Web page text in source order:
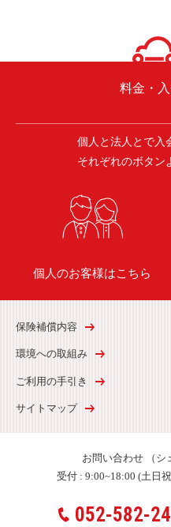
料金・
個人と法人とで入
それぞれのボタン
個人のお客様はこちら
保険補償内容
環境への取組み
ご利用の手引き
サイトマップ
お問い合わせ
（
受付 : 9:00~18:00 (土日
052-582-